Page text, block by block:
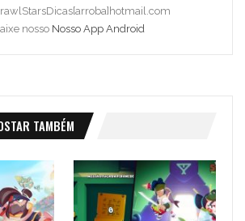
nosso Nosso App Android
TAMBÉM